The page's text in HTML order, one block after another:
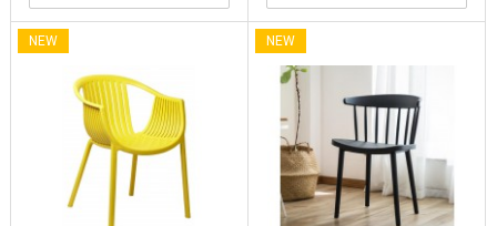
NEW NEW